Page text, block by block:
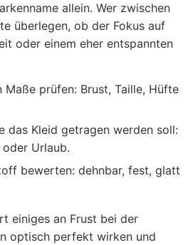
allein. Wer zwischen
überlegen, ob der Fokus auf
oder einem eher entspannten
prüfen: Brust, Taille, Hüfte
das Kleid getragen werden soll:
Urlaub.
bewerten: dehnbar, fest, glatt
einiges an Frust bei der
optisch perfekt wirken und